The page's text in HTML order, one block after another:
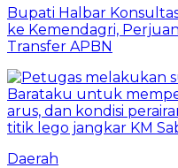
Bupati Halbar
ke Kemendagri,
Transfer APBN
Daerah